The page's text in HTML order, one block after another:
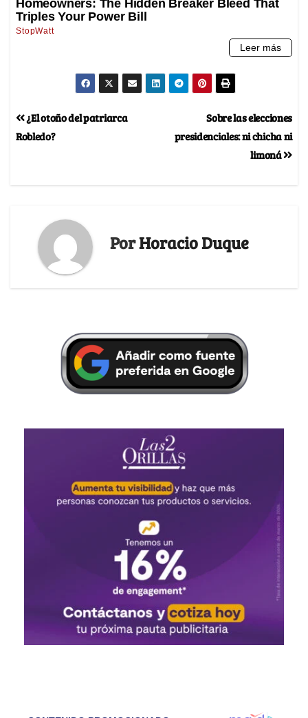
Sobre las elecciones
presidenciales: ni chicha ni
limoná
¿El otoño del patriarca
Robledo?
PorHoracio Duque